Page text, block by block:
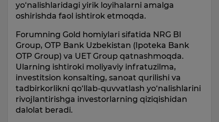
yo‘nalishlaridagi yirik loyihalarni amalga
oshirishda faol ishtirok etmoqda.
Forumning Gold homiylari sifatida NRG BI
Group, OTP Bank Uzbekistan (Ipoteka Bank
OTP Group) va UET Group qatnashmoqda.
Ularning ishtiroki moliyaviy infratuzilma,
investitsion konsalting, sanoat qurilishi va
tadbirkorlikni qo‘llab-quvvatlash yo‘nalishlarini
rivojlantirishga investorlarning qiziqishidan
dalolat beradi.